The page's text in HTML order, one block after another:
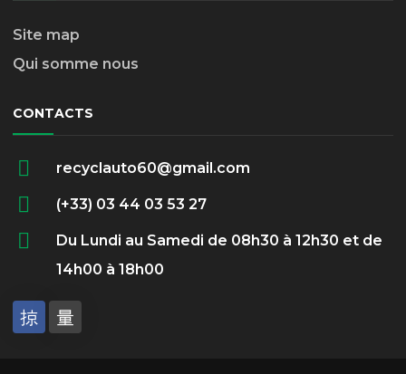
Site map
Qui somme nous
CONTACTS
recyclauto60@gmail.com
(+33) 03 44 03 53 27
Du Lundi au Samedi de 08h30 à 12h30 et de
14h00 à 18h00